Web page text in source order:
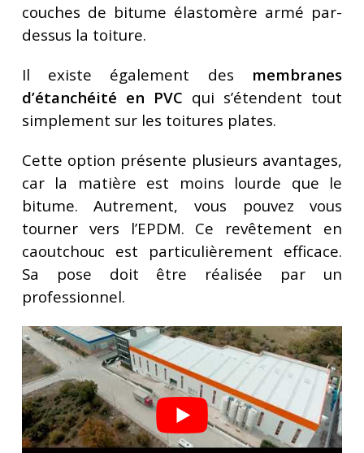
couches de bitume élastomère armé par-
dessus la toiture.
Il existe également des membranes
d’étanchéité en PVC qui s’étendent tout
simplement sur les toitures plates.
Cette option présente plusieurs avantages,
car la matière est moins lourde que le
bitume. Autrement, vous pouvez vous
tourner vers l’EPDM. Ce revêtement en
caoutchouc est particulièrement efficace.
Sa pose doit être réalisée par un
professionnel.